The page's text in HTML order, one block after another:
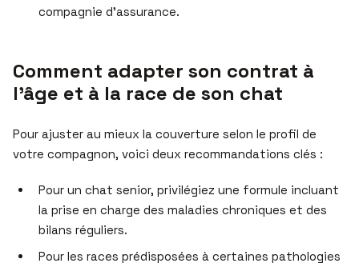
compagnie d’assurance.
Comment adapter son contrat à
l’âge et à la race de son chat
Pour ajuster au mieux la couverture selon le profil de
votre compagnon, voici deux recommandations clés :
Pour un chat senior, privilégiez une formule incluant
la prise en charge des maladies chroniques et des
bilans réguliers.
Pour les races prédisposées à certaines pathologies